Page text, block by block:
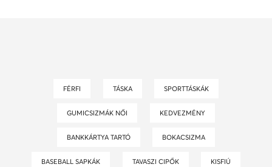
FÉRFI TÁSKA SPORTTÁSKÁK
GUMICSIZMÁK NŐI KEDVEZMÉNY
BANKKÁRTYA TARTÓ BOKACSIZMA
BASEBALL SAPKÁK TAVASZI CIPŐK KISFIÚ